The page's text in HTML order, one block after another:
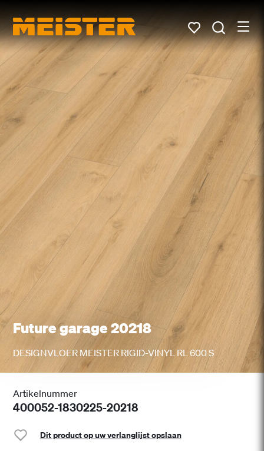
Future garage 20218
DESIGNVLOER MEISTER RIGID-VINYL RL 600 S
Artikelnummer
400052-1830225-20218
Dit product op uw verlanglijst opslaan